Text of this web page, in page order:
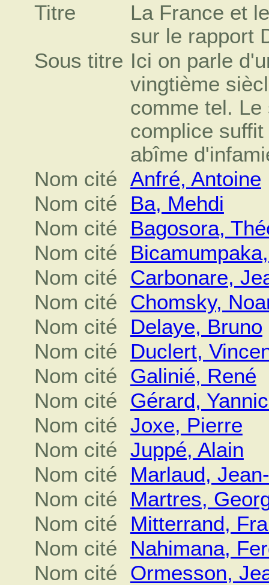
Titre
La France et
sur le rapport
Sous titre Ici on parle
vingtième
comme tel.
complice
abîme
Nom cité
Anfré, Antoine
Nom cité
Ba, Mehdi
Nom cité
Bagosora,
Nom cité
Nom cité
Carbonare,
Nom cité
Chomsky,
Nom cité
Delaye, Bruno
Nom cité
Duclert,
Nom cité
Galinié, René
Nom cité
Gérard,
Nom cité
Joxe, Pierre
Nom cité
Juppé, Alain
Nom cité
Marlaud,
Nom cité
Martres,
Nom cité
Mitterrand,
Nom cité
Nahimana,
Nom cité
Ormesson,